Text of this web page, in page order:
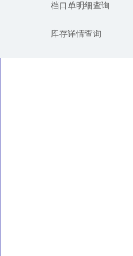
档口单明细查询
库存详情查询